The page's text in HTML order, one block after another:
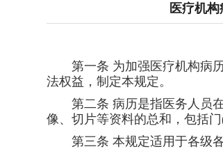
医疗机构
第一条 为加强医疗机构病
法权益，制定本规定。
第二条 病历是指医务人员
像、切片等资料的总和，包括
第三条 本规定适用于各级